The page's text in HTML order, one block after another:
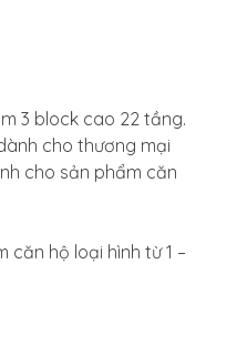
3 block cao 22 tầng.
cho thương mại
cho sản phẩm căn
căn hộ loại hình từ 1 –